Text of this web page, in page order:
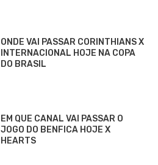
ONDE VAI PASSAR CORINTHIANS X
INTERNACIONAL HOJE NA COPA
DO BRASIL
EM QUE CANAL VAI PASSAR O
JOGO DO BENFICA HOJE X
HEARTS